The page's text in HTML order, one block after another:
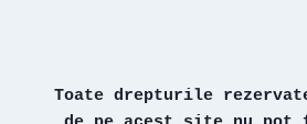
Toate drepturile